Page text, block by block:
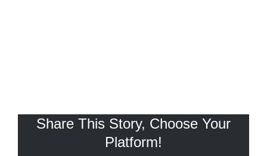
Share This Story, Choose Your
Platform!